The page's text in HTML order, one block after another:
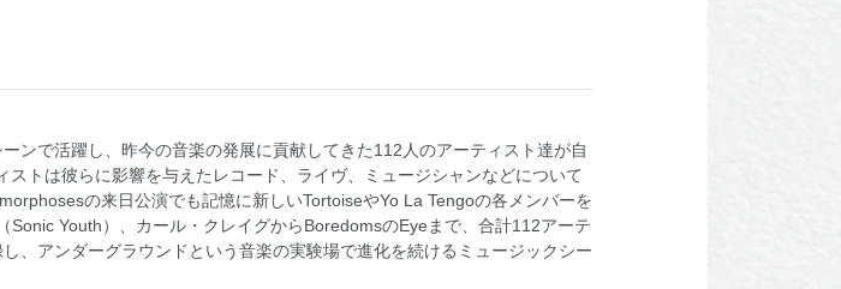
ンで活躍し、昨今の音楽の発展に貢献してきた112人のアーティスト達が自
トは彼らに影響を与えたレコード、ライヴ、ミュージシャンなどについて
の来日公演でも記憶に新しいTortoiseやYo La Tengoの各メンバーを
Youth）、カール・クレイグからBoredomsのEyeまで、合計112アーテ
アンダーグラウンドという音楽の実験場で進化を続けるミュージックシー